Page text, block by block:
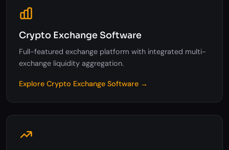
Crypto Exchange Software
Full-featured exchange platform with integrated multi-
exchange liquidity aggregation.
Explore Crypto Exchange Software →